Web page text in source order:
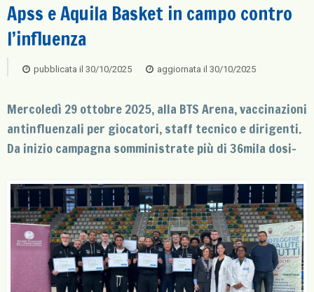
Apss e Aquila Basket in campo contro
l’influenza
pubblicata il 30/10/2025 aggiornata il 30/10/2025
Mercoledì 29 ottobre 2025, alla BTS Arena, vaccinazioni
antinfluenzali per giocatori, staff tecnico e dirigenti.
Da inizio campagna somministrate più di 36mila dosi-